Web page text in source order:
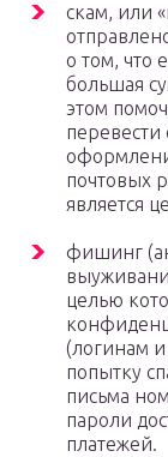
скам, или
о том, что
большая
этом
перевести
почтовых
является
фишинг
целью
(логинам
попытку
письма
пароли
платежей.